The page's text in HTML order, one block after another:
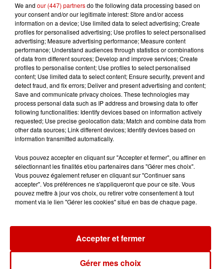
Gagnez vos entrées pour le
Musée du Sport Automobile au
Mans !
Alouette vous invite à
Futuroscope Xperiences !
Le Duel - Gagnez votre balade
en jet ski !
Newsletter
We and our (447) partnersdo the following data processing based on
your consent and/or our legitimate interest: Store and/or access
information on a device; Use limited data to select advertising; Create
profiles for personalised advertising; Use profiles to select personalised
advertising; Measure advertising performance; Measure content
performance; Understand audiences through statistics or combinations
of data from different sources; Develop and improve services; Create
profiles to personalise content; Use profiles to select personalised
content; Use limited data to select content; Ensure security, prevent and
detect fraud, and fix errors; Deliver and present advertising and content;
Save and communicate privacy choices. These technologies may
process personal data such as IP address and browsing data to offer
following functionalities: Identify devices based on information actively
requested; Use precise geolocation data; Match and combine data from
other data sources; Link different devices; Identify devices based on
information transmitted automatically.
Vous pouvez accepter en cliquant sur "Accepter et fermer", ou affiner en
sélectionnant les finalités et/ou partenaires dans "Gérer mes choix".
Vous pouvez également refuser en cliquant sur "Continuer sans
accepter". Vos préférences ne s'appliqueront que pour ce site. Vous
pouvez mettre à jour vos choix, ou retirer votre consentement à tout
moment via le lien "Gérer les cookies" situé en bas de chaque page.
Gérer mes choix
Accepter et fermer